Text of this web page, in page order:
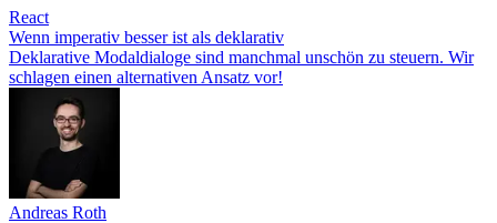
React
Wenn imperativ besser ist als deklarativ
Deklarative Modaldialoge sind manchmal unschön zu steuern. Wir
schlagen einen alternativen Ansatz vor!
Andreas Roth